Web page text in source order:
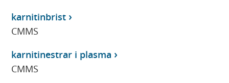
karnitinbrist
CMMS
karnitinestrar i plasma
CMMS